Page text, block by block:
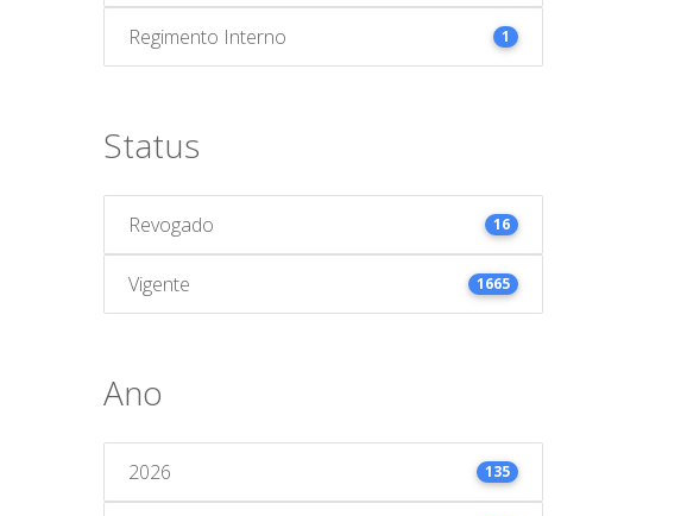
Regimento Interno 1
Status
Revogado 16
Vigente 1665
Ano
2026 135